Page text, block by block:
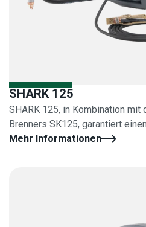
SHARK 125
SHARK 125, in Kombination mit
Brenners SK125, garantiert
Schneiden
Mehr Informationen